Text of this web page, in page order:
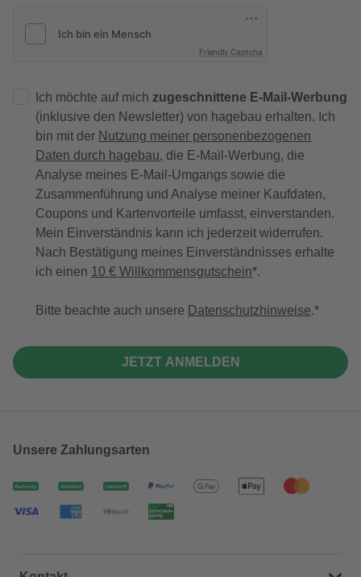
Friendly Captcha
Ich möchte auf mich zugeschnittene E-Mail-Werbung
(inklusive den Newsletter) von hagebau erhalten. Ich
bin mit der Nutzung meiner personenbezogenen
Daten durch hagebau, die E-Mail-Werbung, die
Analyse meines E-Mail-Umgangs sowie die
Zusammenführung und Analyse meiner Kaufdaten,
Coupons und Kartenvorteile umfasst, einverstanden.
Mein Einverständnis kann ich jederzeit widerrufen.
Nach Bestätigung meines Einverständnisses erhalte
ich einen 10 € Willkommensgutschein*.
Bitte beachte auch unsere Datenschutzhinweise.
JETZT ANMELDEN
Unsere Zahlungsarten